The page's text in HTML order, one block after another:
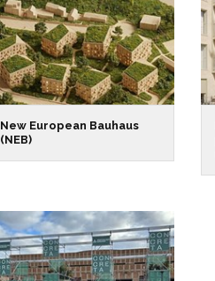
New European Bauhaus
(NEB)